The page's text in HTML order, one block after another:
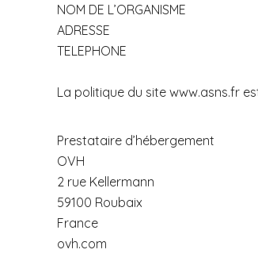
NOM DE L’ORGANISME
ADRESSE
TELEPHONE
La politique du site www.asns.fr
Prestataire d’hébergement
OVH
2 rue Kellermann
59100 Roubaix
France
ovh.com